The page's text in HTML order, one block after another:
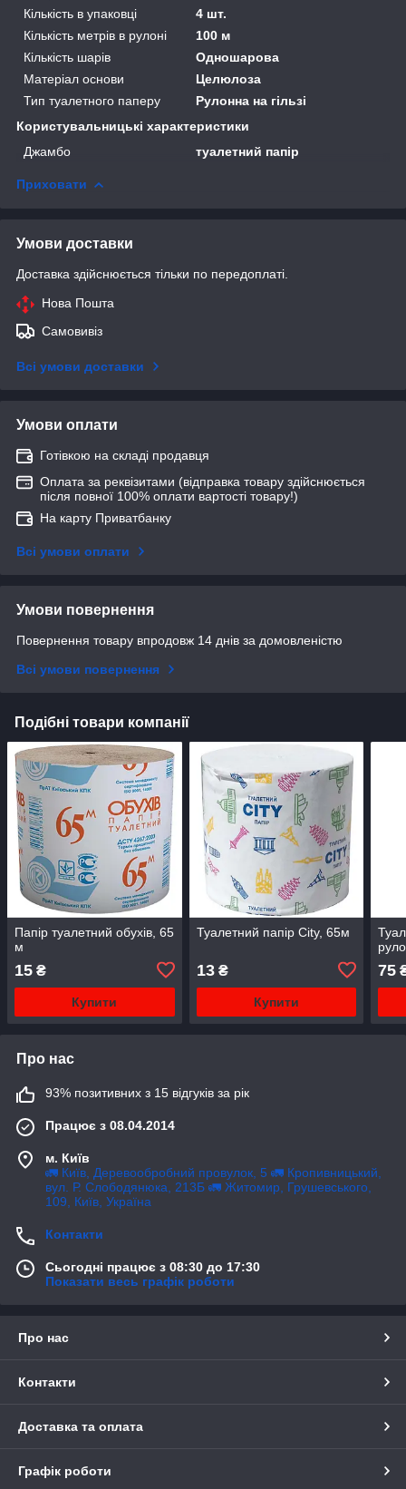
Кількість в упаковці
4 шт.
Кількість метрів в рулоні
100 м
Кількість шарів
Одношарова
Матеріал основи
Целюлоза
Тип туалетного паперу
Рулонна на гільзі
Користувальницькі характеристики
Джамбо
туалетний папір
Приховати
Умови доставки
Доставка здійснюється тільки по передоплаті.
Нова Пошта
Самовивіз
Всі умови доставки
Умови оплати
Готівкою на складі продавця
Оплата за реквізитами (відправка товару здійснюється
після повної 100% оплати вартості товару!)
На карту Приватбанку
Всі умови оплати
Умови повернення
Повернення товару впродовж 14 днів за домовленістю
Всі умови повернення
Подібні товари компанії
Папір туалетний обухів, 65
м
15 ₴
Купити
Туалетний папір City, 65м
13₴
Купити
75
Про нас
93% позитивних з 15 відгуків за рік
Працює з 08.04.2014
м. Київ
🚛 Київ, Деревообробний провулок, 5 🚛 Кропивницький,
вул. Р. Слободянюка, 213Б 🚛 Житомир, Грушевського,
109, Київ, Україна
Контакти
Сьогодні працює з 08:30 до 17:30
Показати весь графік роботи
Про нас
Контакти
Доставка та оплата
Графік роботи